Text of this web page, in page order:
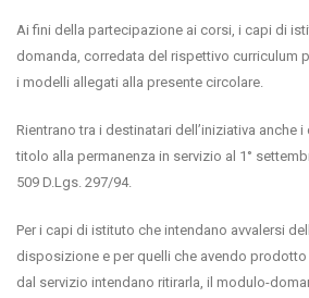
Ai fini della partecipazione ai corsi, i capi di
domanda, corredata del rispettivo curriculum
i modelli allegati alla presente circolare.
Rientrano tra i destinatari dell’iniziativa anche
titolo alla permanenza in servizio al 1°
509 D.Lgs. 297/94.
Per i capi di istituto che intendano avvalersi
disposizione e per quelli che avendo
dal servizio intendano ritirarla, il modulo-